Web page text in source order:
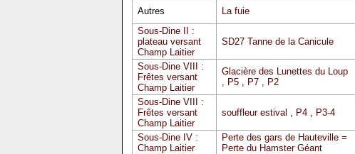
Autres
La fuie
Sous-Dine II :
plateau versant
Champ Laitier
SD27 Tanne de la Canicule
Sous-Dine VIII :
Frêtes versant
Champ Laitier
Glacière des Lunettes du Loup
, P5, P7, P2
Sous-Dine VIII :
Frêtes versant
Champ Laitier
souffleur estival , P4, P3-4
Sous-Dine IV :
Champ Laitier
Perte des gars de Hauteville =
Perte du Hamster Géant